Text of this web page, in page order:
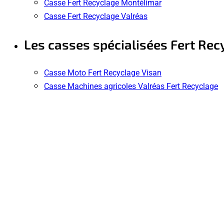
Casse Fert Recyclage Montélimar
Casse Fert Recyclage Valréas
Les casses spécialisées Fert
Casse Moto Fert Recyclage Visan
Casse Machines agricoles Valréas Fert Recyclage